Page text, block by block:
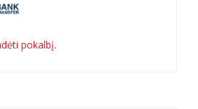
pokalbį.